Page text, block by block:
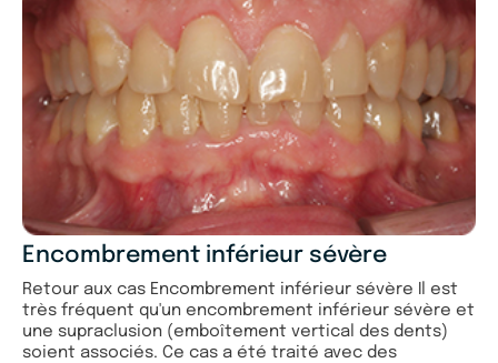
Encombrement inférieur sévère
Retour aux cas Encombrement inférieur sévère Il est
très fréquent qu'un encombrement inférieur sévère et
une supraclusion (emboîtement vertical des dents)
soient associés. Ce cas a été traité avec des